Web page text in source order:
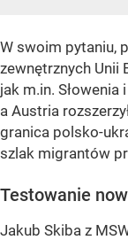
W swoim pytaniu,
zewnętrznych Unii
jak m.in. Słowenia
a Austria
granica polsko-
szlak migrantów
Testowanie
Jakub Skiba z